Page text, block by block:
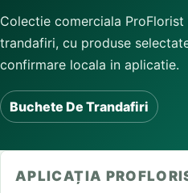
Colectie comerciala ProFlorist
trandafiri, cu produse
confirmare locala in aplicatie.
Buchete De Trandafiri
APLICAȚIA